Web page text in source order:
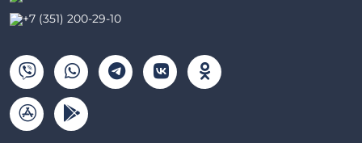
+7 (351) 200-29-10